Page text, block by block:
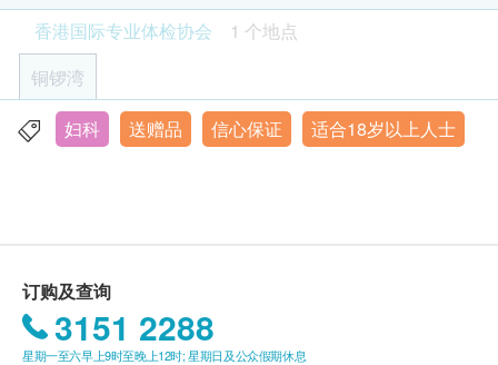
Smartech - “Multi Cook” 智能高速煲 (原价$828)
癌抗原125 (卵巢癌)
2 基本项目
基本健康评估
脈搏
收缩压
舒张压
精密影像检查与全方位血液分析，涵盖：
✓ 妇科超声波扫描（卵巢/子宫/膀胱/乳房）
✓ 癌症标记筛查（乳房/卵巢）
✓ 子宫颈抹片检查✓ 三高及痛风检测✓ 器官功能检查
✓ 炎症及感染筛查附赠专业报告解说与个人化健康建
议，助您全面掌握身体状态。
行预约 (+852 6918 2430）。
有效期
本身体检查计划有效期为两个月，客户必须于两个月
内（由确认付款日期起计）接受有关检查，逾期作
废。
期。 轮侯报告讲解时间会因应不同情况（如个别化验
项目所需时间或客人指明特定时段）而有所延长。
香港国际专业体检协会
1 个地点
铜锣湾
铜锣湾告士打道255-257号信和广场11楼全层
妇科 送赠品 信心保证 适合18岁以上人士
订购及查询
3151 2288
星期一至六早上9时至晚上12时; 星期日及公众假期休息